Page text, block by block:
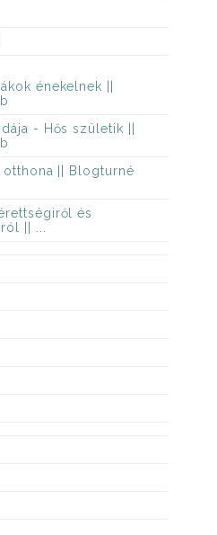
énekelnek ||
- Hős születik ||
|| Blogturné
és
|| ...